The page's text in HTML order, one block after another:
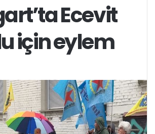
Ecevit
için eylem